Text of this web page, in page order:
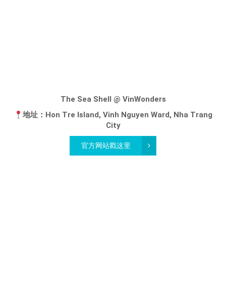
The Sea Shell @ VinWonders
地址：Hon Tre Island, Vinh Nguyen Ward, Nha Trang
City
官方网站戳这里